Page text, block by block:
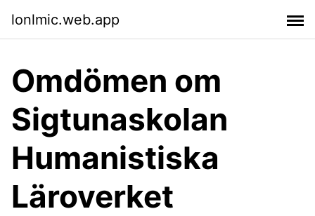
lonlmic.web.app
Omdömen om
Sigtunaskolan
Humanistiska
Läroverket